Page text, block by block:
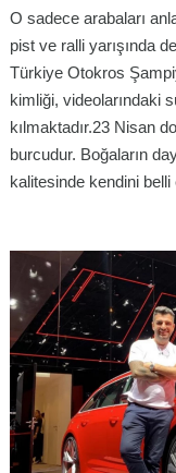
O sadece arabaları
pist ve ralli yarışında
Türkiye Otokros
kimliği, videolarındaki
kılmaktadır.23 Nisan
burcudur. Boğaların
kalitesinde kendini belli